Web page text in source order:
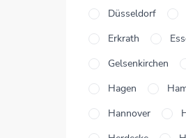
Düsseldorf
Erkrath
Gelsenkirchen
Hagen
Hannover